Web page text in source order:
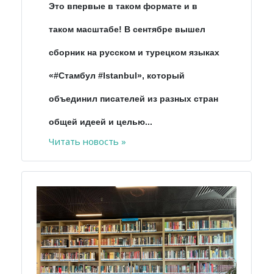
Это впервые в таком формате и в
таком масштабе! В сентябре вышел
сборник на русском и турецком языках
«#Стамбул #Istanbul», который
объединил писателей из разных стран
общей идеей и целью...
Читать новость »